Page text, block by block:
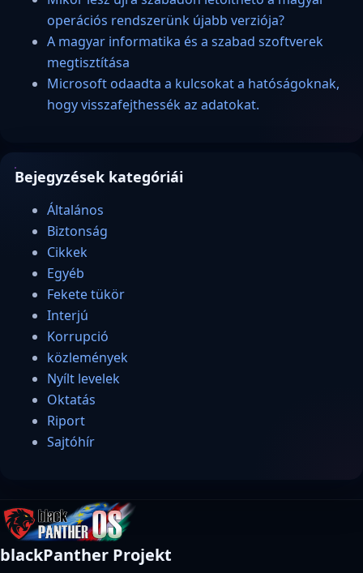
operációs rendszerünk újabb verziója?
A magyar informatika és a szabad szoftverek
megtisztítása
Microsoft odaadta a kulcsokat a hatóságoknak,
hogy visszafejthessék az adatokat.
Bejegyzések kategóriái
Általános
Biztonság
Cikkek
Egyéb
Fekete tükör
Interjú
Korrupció
közlemények
Nyílt levelek
Oktatás
Riport
Sajtóhír
blackPanther Projekt